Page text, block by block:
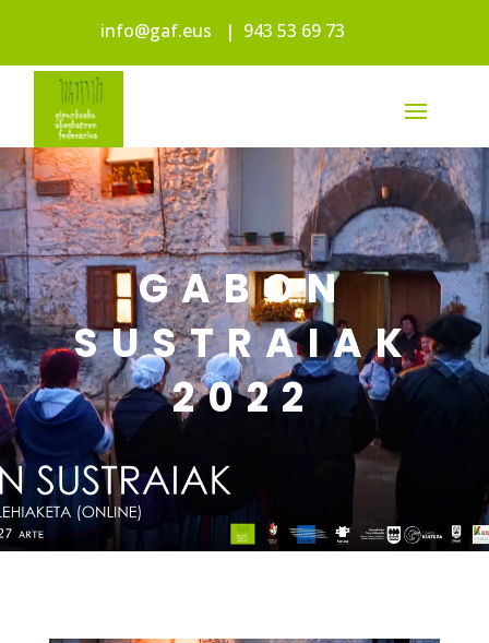
info@gaf.eus | 943 53 69 73
GABON
SUSTRAIAK
2022